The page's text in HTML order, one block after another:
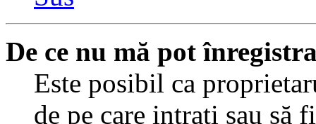
De ce nu mă pot
Este posibil ca
de pe care intraţi sau să